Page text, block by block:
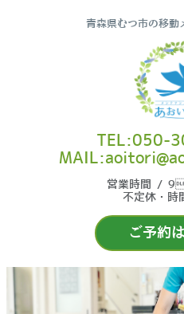
青森県むつ市の移動
ご予約
TEL:050-
営業時間 /
不定休・時